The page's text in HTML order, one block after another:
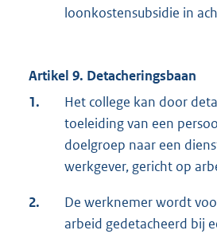
loonkostensubsidie in
Artikel 9. Detacheringsbaan
1.
Het college kan door
toeleiding van een
doelgroep naar een
werkgever, gericht op
2.
De werknemer wordt
arbeid gedetacheerd bij